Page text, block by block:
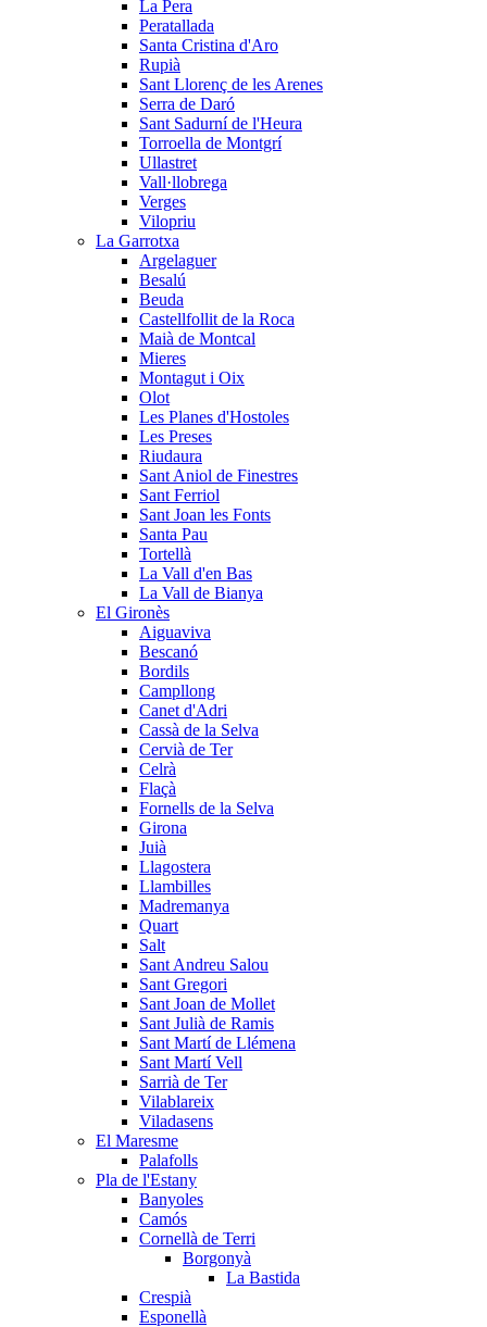
La Pera
Peratallada
Santa Cristina d'Aro
Rupià
Sant Llorenç de les Arenes
Serra de Daró
Sant Sadurní de l'Heura
Torroella de Montgrí
Ullastret
Vall·llobrega
Verges
Vilopriu
La Garrotxa
Argelaguer
Besalú
Beuda
Castellfollit de la Roca
Maià de Montcal
Mieres
Montagut i Oix
Olot
Les Planes d'Hostoles
Les Preses
Riudaura
Sant Aniol de Finestres
Sant Ferriol
Sant Joan les Fonts
Santa Pau
Tortellà
La Vall d'en Bas
La Vall de Bianya
El Gironès
Aiguaviva
Bescanó
Bordils
Campllong
Canet d'Adri
Cassà de la Selva
Cervià de Ter
Celrà
Flaçà
Fornells de la Selva
Girona
Juià
Llagostera
Llambilles
Madremanya
Quart
Salt
Sant Andreu Salou
Sant Gregori
Sant Joan de Mollet
Sant Julià de Ramis
Sant Martí de Llémena
Sant Martí Vell
Sarrià de Ter
Vilablareix
Viladasens
El Maresme
Palafolls
Pla de l'Estany
Banyoles
Camós
Cornellà de Terri
Borgonyà
La Bastida
Crespià
Esponellà